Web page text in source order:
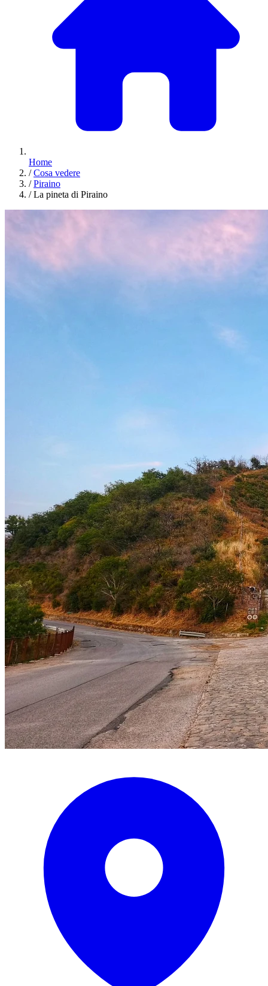
Home
/ Cosa vedere
/ Piraino
/ La pineta di Piraino